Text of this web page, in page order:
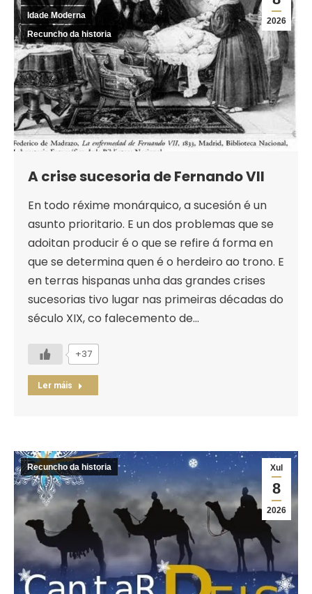
2026
Idade Moderna
Recuncho da historia
A crise sucesoria de Fernando VII
En todo réxime monárquico, a sucesión é un
asunto prioritario. E un dos problemas que se
adoitan producir é o que se refire á forma en
que se determina quen é o herdeiro ao trono. E
en terras hispanas unha das grandes crises
sucesorias tivo lugar nas primeiras décadas do
século XIX, co falecemento de…
+37
Ler máis
Xul
8
2026
Recuncho da historia